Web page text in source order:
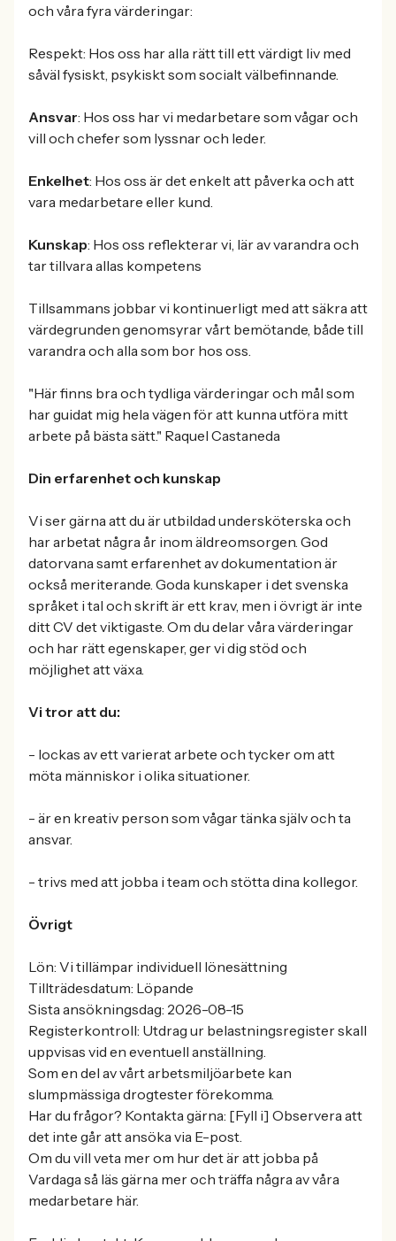
och våra fyra värderingar:
Respekt: Hos oss har alla rätt till ett värdigt liv med
såväl fysiskt, psykiskt som socialt välbefinnande.
Ansvar: Hos oss har vi medarbetare som vågar och
vill och chefer som lyssnar och leder.
Enkelhet: Hos oss är det enkelt att påverka och att
vara medarbetare eller kund.
Kunskap: Hos oss reflekterar vi, lär av varandra och
tar tillvara allas kompetens
Tillsammans jobbar vi kontinuerligt med att säkra att
värdegrunden genomsyrar vårt bemötande, både till
varandra och alla som bor hos oss.
"Här finns bra och tydliga värderingar och mål som
har guidat mig hela vägen för att kunna utföra mitt
arbete på bästa sätt." Raquel Castaneda
Din erfarenhet och kunskap
Vi ser gärna att du är utbildad undersköterska och
har arbetat några år inom äldreomsorgen. God
datorvana samt erfarenhet av dokumentation är
också meriterande. Goda kunskaper i det svenska
språket i tal och skrift är ett krav, men i övrigt är inte
ditt CV det viktigaste. Om du delar våra värderingar
och har rätt egenskaper, ger vi dig stöd och
möjlighet att växa.
Vi tror att du:
- lockas av ett varierat arbete och tycker om att
möta människor i olika situationer.
- är en kreativ person som vågar tänka själv och ta
ansvar.
- trivs med att jobba i team och stötta dina kollegor.
Övrigt
Lön: Vi tillämpar individuell lönesättning
Tillträdesdatum: Löpande
Sista ansökningsdag: 2026-08-15
Registerkontroll: Utdrag ur belastningsregister skall
uppvisas vid en eventuell anställning.
Som en del av vårt arbetsmiljöarbete kan
slumpmässiga drogtester förekomma.
Har du frågor? Kontakta gärna: [Fyll i] Observera att
det inte går att ansöka via E-post.
Om du vill veta mer om hur det är att jobba på
Vardaga så läs gärna mer och träffa några av våra
medarbetare här.